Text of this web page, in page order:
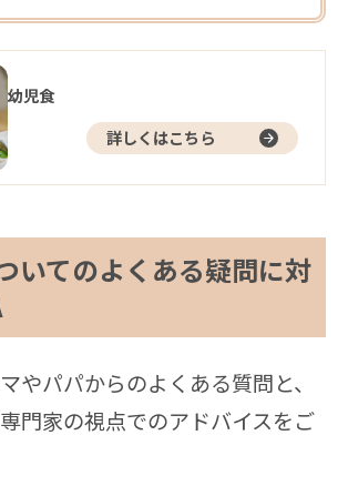
幼児食
詳しくはこちら
いてのよくある疑問に対
やパパからのよくある質問と、
門家の視点でのアドバイスをご